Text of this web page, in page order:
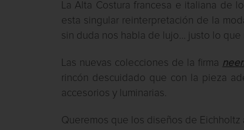
La Alta Costura francesa e italiana de
esta singular reinterpretación de la
sin duda nos habla de lujo… justo lo
Las nuevas colecciones de la firma
rincón descuidado que con la pieza
accesorios y luminarias.
Queremos que los diseños de